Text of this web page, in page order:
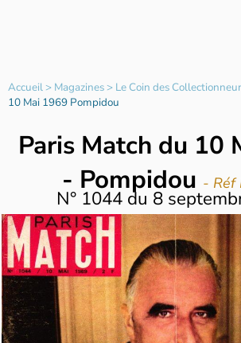
Accueil> Magazines> Le Coin des
10 Mai 1969 Pompidou
Paris Match du 10
- Pompidou - Réf
N° 1044 du 8